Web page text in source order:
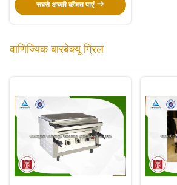
सबसे अच्छी कीमत पाएं
वाणिज्यिक बारबेक्यू ग्रिल